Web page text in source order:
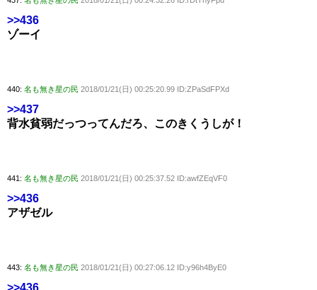
>>436
ゾーイ
440: 名も無き星の民 2018/01/21(日) 00:25:20.99 ID:ZPaSdFPXd
>>437
背水貧弱だっつってんだろ、このきくうしが！
441: 名も無き星の民 2018/01/21(日) 00:25:37.52 ID:awfZEqVF0
>>436
アザゼル
443: 名も無き星の民 2018/01/21(日) 00:27:06.12 ID:y96h4ByE0